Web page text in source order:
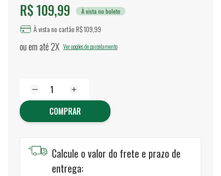
R$ 109,99 À vista no boleto
À vista no cartão R$ 109,99
ou em até2X Ver opções de parcelamento
COMPRAR
Calcule o valor do frete e prazo de
entrega: